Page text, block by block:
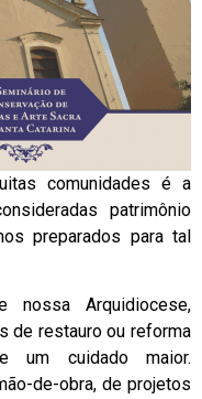
comunidades é a
patrimônio
preparados para tal
Arquidiocese,
de restauro ou reforma
um cuidado maior.
de-obra, de projetos